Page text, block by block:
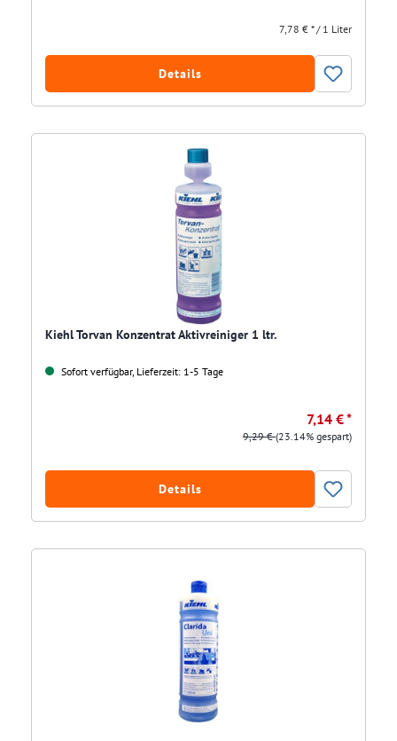
7,78 € * / 1 Liter
Details
Kiehl Torvan Konzentrat Aktivreiniger 1 ltr.
Sofort verfügbar, Lieferzeit: 1-5 Tage
7,14 € *
9,29 €(23.14% gespart)
Details